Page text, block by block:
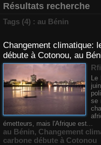
Résultats recherche
Tags (4) : au Bénin
Changement climatique:
débute à Cotonou, au
Le
se
émetteurs, mais l'Afrique est...
au Bénin, Changement
carbone débute à Cotonou